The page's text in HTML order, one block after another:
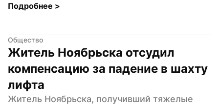
Подробнее >
Общество
Житель Ноябрьска отсудил
компенсацию за падение в шахту
лифта
Житель Ноябрьска, получивший тяжелые